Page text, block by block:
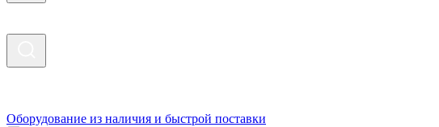
Оборудование из наличия и быстрой поставки